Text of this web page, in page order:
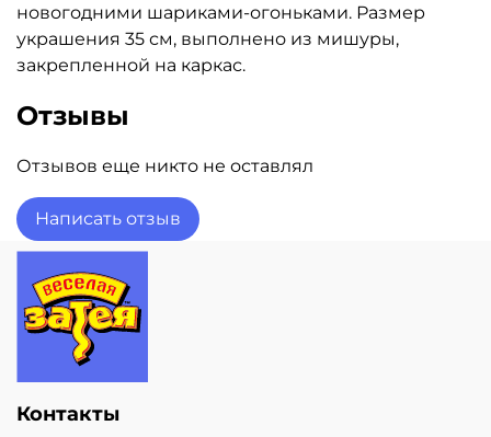
новогодними шариками-огоньками. Размер
украшения 35 см, выполнено из мишуры,
закрепленной на каркас.
Отзывы
Отзывов еще никто не оставлял
Написать отзыв
Контакты